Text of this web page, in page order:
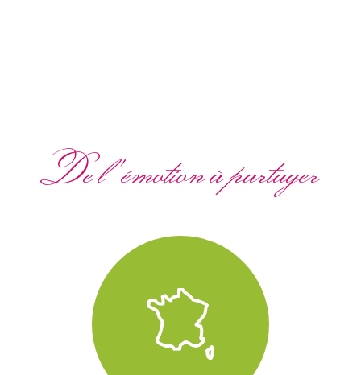
De l'émotion à partager